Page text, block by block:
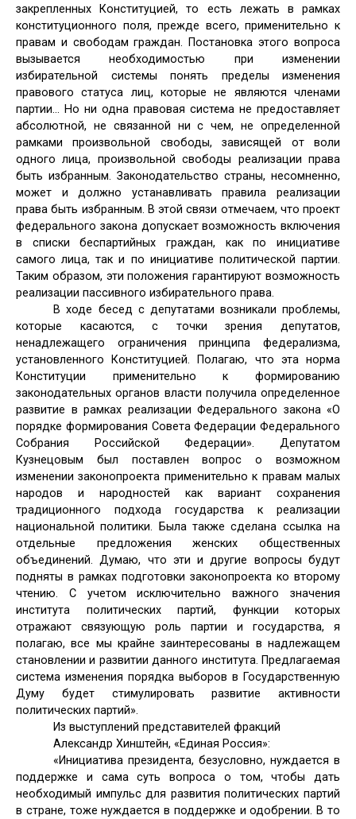
закрепленных Конституцией, то есть лежать в рамках
конституционного поля, прежде всего, применительно к
правам и свободам граждан. Постановка этого вопроса
вызывается необходимостью при изменении
избирательной системы понять пределы изменения
правового статуса лиц, которые не являются членами
партии… Но ни одна правовая система не предоставляет
абсолютной, не связанной ни с чем, не определенной
рамками произвольной свободы, зависящей от воли
одного лица, произвольной свободы реализации права
быть избранным. Законодательство страны, несомненно,
может и должно устанавливать правила реализации
права быть избранным. В этой связи отмечаем, что проект
федерального закона допускает возможность включения
в списки беспартийных граждан, как по инициативе
самого лица, так и по инициативе политической партии.
Таким образом, эти положения гарантируют возможность
реализации пассивного избирательного права.
В ходе бесед с депутатами возникали проблемы,
которые касаются, с точки зрения депутатов,
ненадлежащего ограничения принципа федерализма,
установленного Конституцией. Полагаю, что эта норма
Конституции применительно к формированию
законодательных органов власти получила определенное
развитие в рамках реализации Федерального закона «О
порядке формирования Совета Федерации Федерального
Собрания Российской Федерации». Депутатом
Кузнецовым был поставлен вопрос о возможном
изменении законопроекта применительно к правам малых
народов и народностей как вариант сохранения
традиционного подхода государства к реализации
национальной политики. Была также сделана ссылка на
отдельные предложения женских общественных
объединений. Думаю, что эти и другие вопросы будут
подняты в рамках подготовки законопроекта ко второму
чтению. С учетом исключительно важного значения
института политических партий, функции которых
отражают связующую роль партии и государства, я
полагаю, все мы крайне заинтересованы в надлежащем
становлении и развитии данного института. Предлагаемая
система изменения порядка выборов в Государственную
Думу будет стимулировать развитие активности
политических партий».
Из выступлений представителей фракций
Александр Хинштейн, «Единая Россия»:
«Инициатива президента, безусловно, нуждается в
поддержке и сама суть вопроса о том, чтобы дать
необходимый импульс для развития политических партий
в стране, тоже нуждается в поддержке и одобрении. В то